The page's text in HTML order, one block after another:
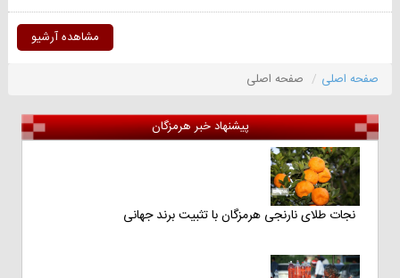
مشاهده آرشیو
صفحه اصلی صفحه اصلی
پیشنهاد خبر هرمزگان
نجات طلای نارنجی هرمزگان با تثبیت برند جهانی